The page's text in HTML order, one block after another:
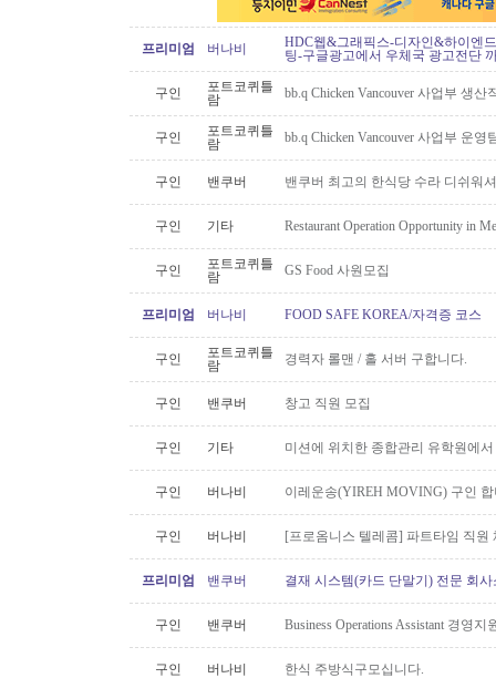
프리미엄 버나비
HDC웹&그래픽스-디자인&하이엔
팅-구글광고에서 우체국 광고전단
구인
포트코퀴틀
람
bb.q Chicken Vancouver 사업부 생
구인
포트코퀴틀
람
bb.q Chicken Vancouver 사업부 운
구인 밴쿠버 밴쿠버 최고의 한식당 수라 디쉬워
구인 기타 Restaurant Operation Opportunity in
구인
포트코퀴틀
람
GS Food 사원모집
프리미엄 버나비 FOOD SAFE KOREA/자격증 코스
구인
포트코퀴틀
람
경력자 롤맨 / 홀 서버 구합니다.
구인 밴쿠버 창고 직원 모집
구인 기타 미션에 위치한 종합관리 유학원에
구인 버나비 이레운송(YIREH MOVING) 구인
구인 버나비 [프로옴니스 텔레콤] 파트타임 직원
프리미엄 밴쿠버 결재 시스템(카드 단말기) 전문 회
구인 밴쿠버 Business Operations Assistant 경영
구인 버나비 한식 주방식구모십니다.